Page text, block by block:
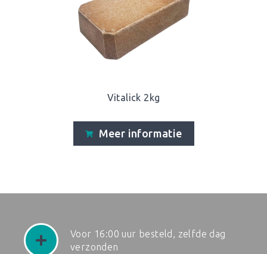
Vitalick 2kg
Meer informatie
Voor 16:00 uur besteld, zelfde dag
verzonden